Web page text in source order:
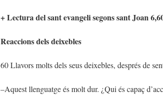
+ Lectura del sant evangeli segons sant Joan
Reaccions dels deixebles
60 Llavors molts dels seus deixebles, després de
–Aquest llenguatge és molt dur. ¿Qui és capaç